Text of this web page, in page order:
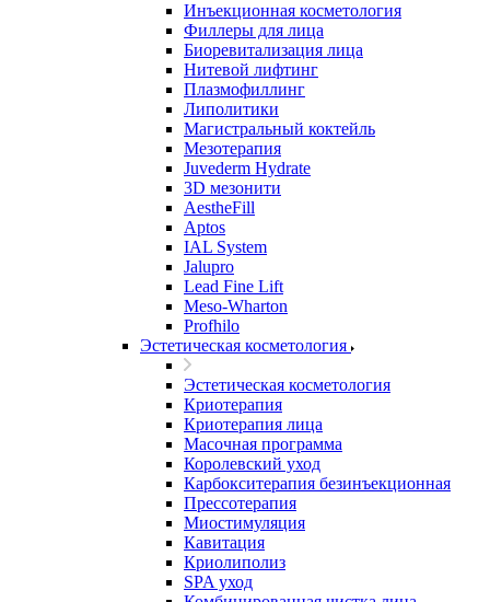
Инъекционная косметология
Филлеры для лица
Биоревитализация лица
Нитевой лифтинг
Плазмофиллинг
Липолитики
Магистральный коктейль
Мезотерапия
Juvederm Hydrate
3D мезонити
AestheFill
Aptos
IAL System
Jalupro
Lead Fine Lift
Meso-Wharton
Profhilo
Эстетическая косметология
Эстетическая косметология
Криотерапия
Криотерапия лица
Масочная программа
Королевский уход
Карбокситерапия безинъекционная
Прессотерапия
Миостимуляция
Кавитация
Криолиполиз
SPA уход